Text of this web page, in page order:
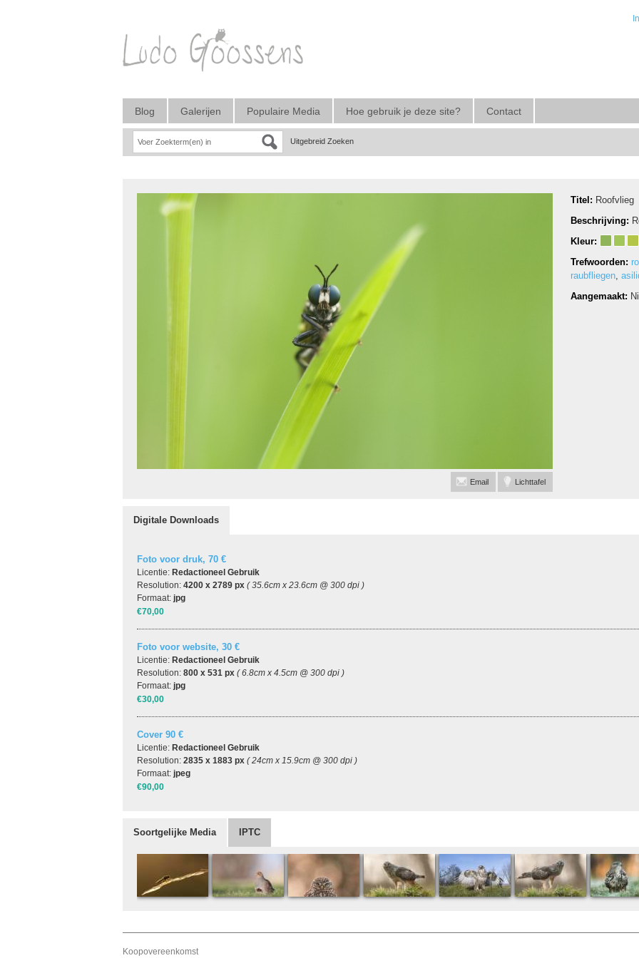
Blog Galerijen Populaire Media Hoe gebruik je deze site? Contact
Uitgebreid Zoeken
Lichttafel
Email
Titel: Roofvlieg
Beschrijving:
Kleur:
Trefwoorden:
raubfliegen,
Aangemaakt:
Digitale Downloads
Foto voor druk, 70 €
Licentie: Redactioneel Gebruik
Resolution: 4200 x 2789 px ( 35.6cm x 23.6cm @ 300 dpi )
Formaat: jpg
€70,00
Foto voor website, 30 €
Licentie: Redactioneel Gebruik
Resolution: 800 x 531 px ( 6.8cm x 4.5cm @ 300 dpi )
Formaat: jpg
€30,00
Cover 90 €
Licentie: Redactioneel Gebruik
Resolution: 2835 x 1883 px ( 24cm x 15.9cm @ 300 dpi )
Formaat: jpeg
€90,00
Soortgelijke Media IPTC
Koopovereenkomst